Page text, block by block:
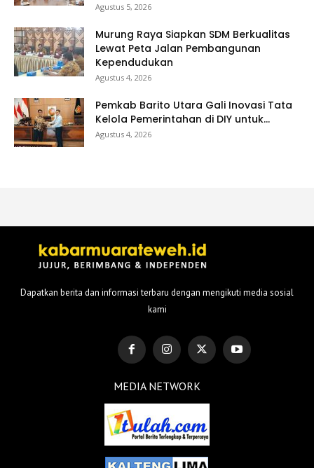
Agustus 5, 2026
Murung Raya Siapkan SDM Berkualitas
Lewat Peta Jalan Pembangunan
Kependudukan
Agustus 4, 2026
Pemkab Barito Utara Gali Inovasi Tata
Kelola Pemerintahan di DIY untuk...
Agustus 4, 2026
Dapatkan berita dan informasi terbaru dengan mengikuti media sosial
kami
MEDIA NETWORK